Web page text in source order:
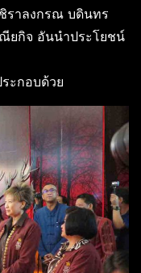
ราลงกรณ บดินทร
ยกิจ อันนำประโยชน์
ะกอบด้วย